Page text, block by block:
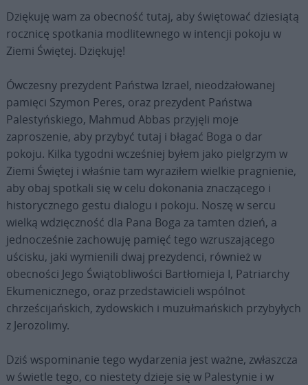
Dziękuję wam za obecność tutaj, aby świętować dziesiątą
rocznicę spotkania modlitewnego w intencji pokoju w
Ziemi Świętej. Dziękuję!
Ówczesny prezydent Państwa Izrael, nieodżałowanej
pamięci Szymon Peres, oraz prezydent Państwa
Palestyńskiego, Mahmud Abbas przyjęli moje
zaproszenie, aby przybyć tutaj i błagać Boga o dar
pokoju. Kilka tygodni wcześniej byłem jako pielgrzym w
Ziemi Świętej i właśnie tam wyraziłem wielkie pragnienie,
aby obaj spotkali się w celu dokonania znaczącego i
historycznego gestu dialogu i pokoju. Noszę w sercu
wielką wdzięczność dla Pana Boga za tamten dzień, a
jednocześnie zachowuję pamięć tego wzruszającego
uścisku, jaki wymienili dwaj prezydenci, również w
obecności Jego Świątobliwości Bartłomieja I, Patriarchy
Ekumenicznego, oraz przedstawicieli wspólnot
chrześcijańskich, żydowskich i muzułmańskich przybyłych
z Jerozolimy.
Dziś wspominanie tego wydarzenia jest ważne, zwłaszcza
w świetle tego, co niestety dzieje się w Palestynie i w